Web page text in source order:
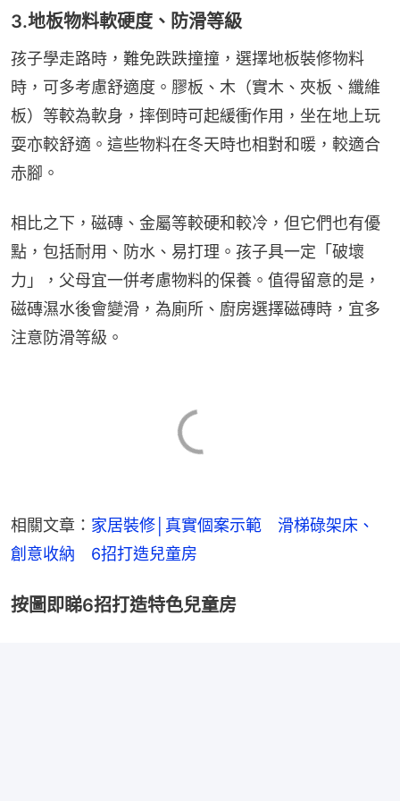
3.地板物料軟硬度、防滑等級
孩子學走路時，難免跌跌撞撞，選擇地板裝修物料
時，可多考慮舒適度。膠板、木（實木、夾板、纖維
板）等較為軟身，摔倒時可起緩衝作用，坐在地上玩
耍亦較舒適。這些物料在冬天時也相對和暖，較適合
赤腳。
相比之下，磁磚、金屬等較硬和較冷，但它們也有優
點，包括耐用、防水、易打理。孩子具一定「破壞
力」，父母宜一併考慮物料的保養。值得留意的是，
磁磚濕水後會變滑，為廁所、廚房選擇磁磚時，宜多
注意防滑等級。
相關文章： 家居裝修│真實個案示範　滑梯碌架床、
創意收納　6招打造兒童房
按圖即睇6招打造特色兒童房